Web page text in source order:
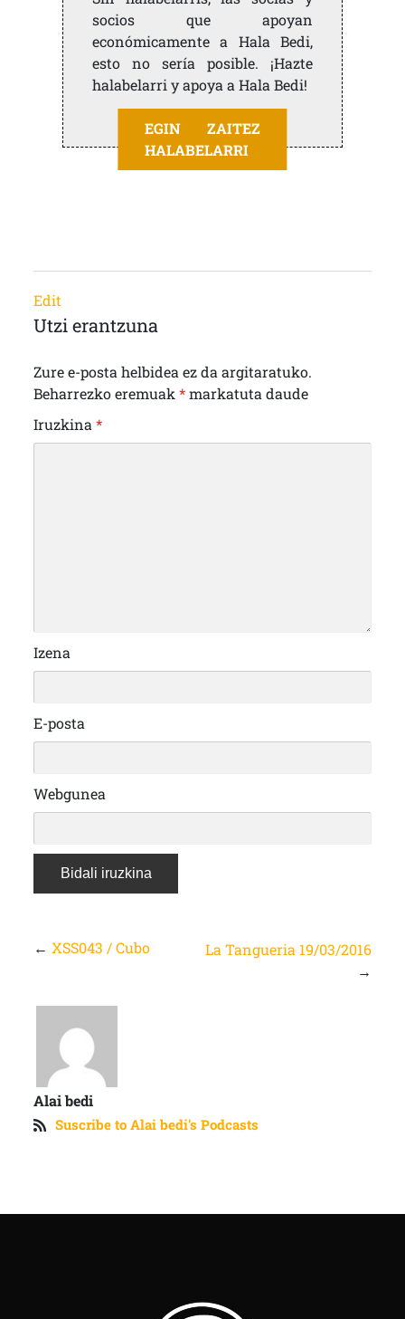
socios que apoyan
económicamente a Hala Bedi,
esto no sería posible. ¡Hazte
halabelarri y apoya a Hala Bedi!
EGIN ZAITEZ
HALABELARRI
Edit
Utzi erantzuna
Zure e-posta helbidea ez da argitaratuko.
Beharrezko eremuak *markatuta daude
Iruzkina *
Izena
E-posta
Webgunea
← XSS043 / Cubo
La Tangueria 19/03/2016
→
Alai bedi
Suscribe to Alai bedi's Podcasts